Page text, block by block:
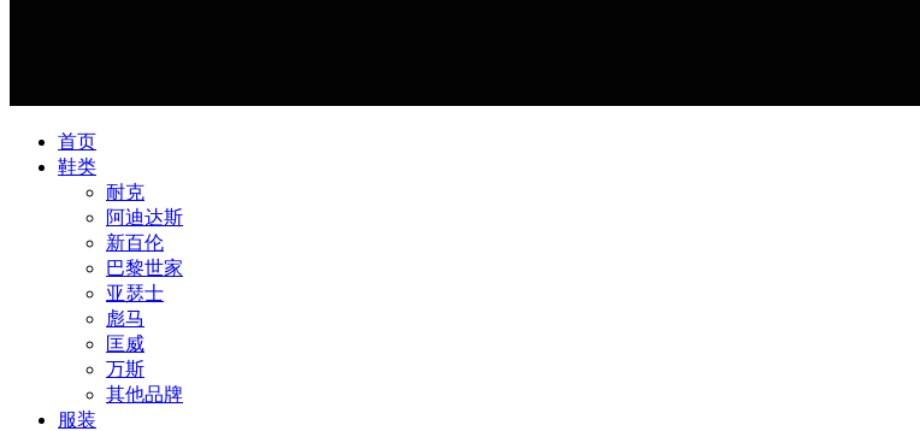
首页
鞋类
耐克
阿迪达斯
新百伦
巴黎世家
亚瑟士
彪马
匡威
万斯
其他品牌
服装